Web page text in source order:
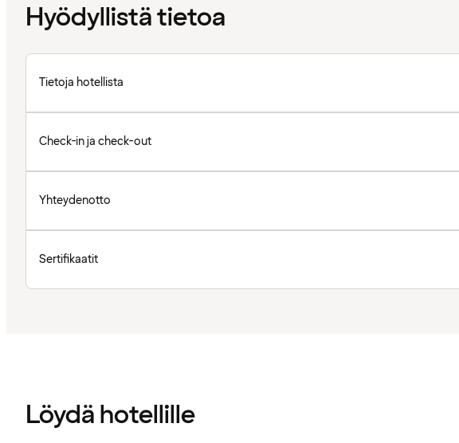
Hyödyllistä tietoa
Tietoja hotellista
Check-in ja check-out
Yhteydenotto
Sertifikaatit
Löydä hotellille